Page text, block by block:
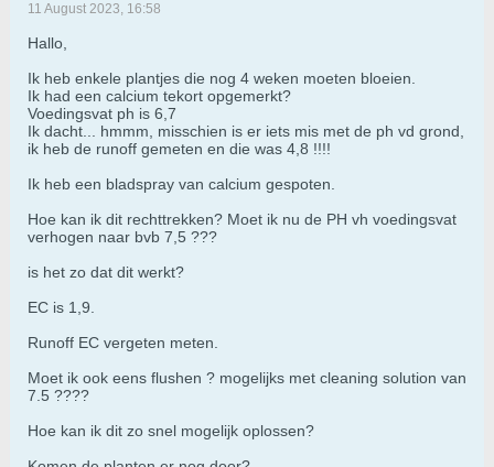
11 August 2023, 16:58
Hallo,
Ik heb enkele plantjes die nog 4 weken moeten bloeien.
Ik had een calcium tekort opgemerkt?
Voedingsvat ph is 6,7
Ik dacht... hmmm, misschien is er iets mis met de ph vd grond,
ik heb de runoff gemeten en die was 4,8 !!!!
Ik heb een bladspray van calcium gespoten.
Hoe kan ik dit rechttrekken? Moet ik nu de PH vh voedingsvat
verhogen naar bvb 7,5 ???
is het zo dat dit werkt?
EC is 1,9.
Runoff EC vergeten meten.
Moet ik ook eens flushen ? mogelijks met cleaning solution van
7.5 ????
Hoe kan ik dit zo snel mogelijk oplossen?